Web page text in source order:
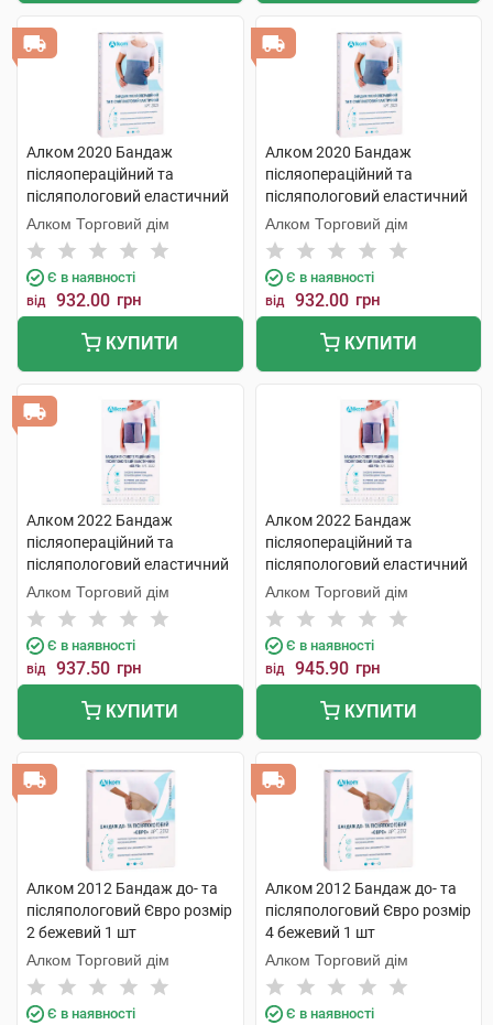
Алком 2020 Бандаж
післяопераційний та
післяпологовий еластичний
розмір 5 1 шт
Алком Торговий дім
Є в наявності
від 932.00 грн
КУПИТИ
Алком 2020 Бандаж
післяопераційний та
післяпологовий еластичний
розмір 6 1 шт
Алком Торговий дім
Є в наявності
від 932.00 грн
КУПИТИ
Алком 2022 Бандаж
післяопераційний та
післяпологовий еластичний
Євро розмір 3 1 шт
Алком Торговий дім
Є в наявності
від 937.50 грн
КУПИТИ
Алком 2022 Бандаж
післяопераційний та
післяпологовий еластичний
Євро розмір 4 1 шт
Алком Торговий дім
Є в наявності
від 945.90 грн
КУПИТИ
Алком 2012 Бандаж до- та
післяпологовий Євро розмір
2 бежевий 1 шт
Алком Торговий дім
Є в наявності
Алком 2012 Бандаж до- та
післяпологовий Євро розмір
4 бежевий 1 шт
Алком Торговий дім
Є в наявності